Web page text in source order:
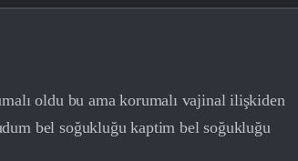
oldu bu ama korumalı vajinal ilişkiden
bel soğukluğu kaptim bel soğukluğu